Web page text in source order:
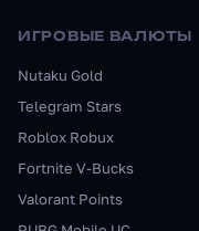
ИГРОВЫЕ ВАЛЮТЫ
Nutaku Gold
Telegram Stars
Roblox Robux
Fortnite V-Bucks
Valorant Points